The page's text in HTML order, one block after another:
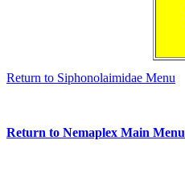
Return to Siphonolaimidae Menu
Return to Nemaplex Main Menu